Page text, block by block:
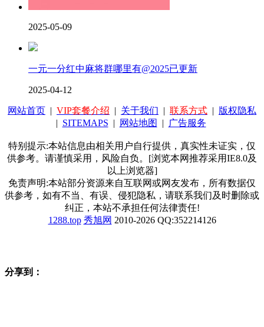
2025-05-09
一元一分红中麻将群哪里有@2025已更新
2025-04-12
网站首页 | VIP套餐介绍 | 关于我们 | 联系方式 | 版权隐私
| SITEMAPS | 网站地图 | 广告服务
特别提示:本站信息由相关用户自行提供，真实性未证实，仅
供参考。请谨慎采用，风险自负。[浏览本网推荐采用IE8.0及
以上浏览器]
免责声明:本站部分资源来自互联网或网友发布，所有数据仅
供参考，如有不当、有误、侵犯隐私，请联系我们及时删除或
纠正，本站不承担任何法律责任!
1288.top 秀旭网 2010-2026 QQ:352214126
分享到：